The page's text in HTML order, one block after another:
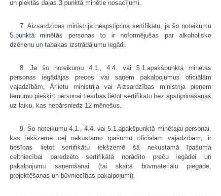
un piektās daļas 3.punktā minētie nosacījumi.
7. Aizsardzības ministrija neapstiprina sertifikātu, ja šo noteikumu
5.punktā minētās personas to ir noformējušas par alkoholisko
dzērienu un tabakas izstrādājumu iegādi.
8. Ja šo noteikumu 4.1., 4.4. vai 5.1.apakšpunktā minētās
personas iegādājas preces vai saņem pakalpojumus oficiālām
vajadzībām, Ārlietu ministrija vai Aizsardzības ministrija pieņem
lēmumu piešķirt personai tiesības lietot sertifikātu bez apstiprināšanas
uz laiku, kas nepārsniedz 12 mēnešus.
9. Šo noteikumu 4.1., 4.4. vai 5.1.apakšpunktā minētajai personai,
kas iekšzemē ceļ nekustamo īpašumu oficiālām vajadzībām, ir
tiesības lietot sertifikātu iekšzemē šā nekustamā īpašuma
celtniecībai paredzēto sertifikātā norādīto preču iegādei un
pakalpojumu saņemšanai (tai skaitā būvmateriālu piegāde,
projektēšanas un būvniecības pakalpojumi).